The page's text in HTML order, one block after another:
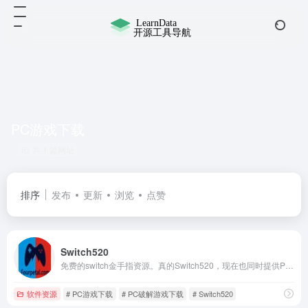
排序 发布 更新 浏览 点赞
Switch520
软件资源 # PC游戏下载 # PC破解游戏下载 # Switch520